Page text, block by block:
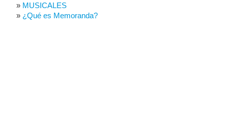
MUSICALES
¿Qué es Memoranda?